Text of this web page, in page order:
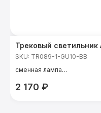
Трековый светильник
SKU: TR089-1-GU10-BB
сменная лампа
2 170 ₽